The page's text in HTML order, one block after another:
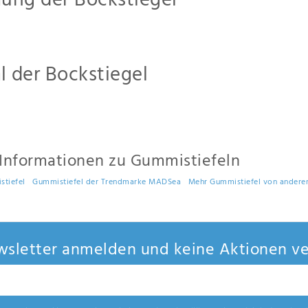
der Bockstiegel
zu Gummistiefeln
Gummistiefel der Trendmarke MADSea Mehr Gummistiefel von
anmelden und keine Aktionen